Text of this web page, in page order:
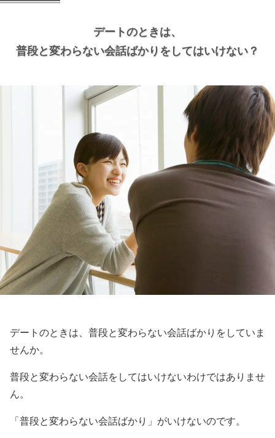
デートのときは、
普段と変わらない会話ばかりをしてはいけない？
デートのときは、普段と変わらない会話ばかりをしていま
せんか。
普段と変わらない会話をしてはいけないわけではありませ
ん。
「普段と変わらない会話ばかり」がいけないのです。